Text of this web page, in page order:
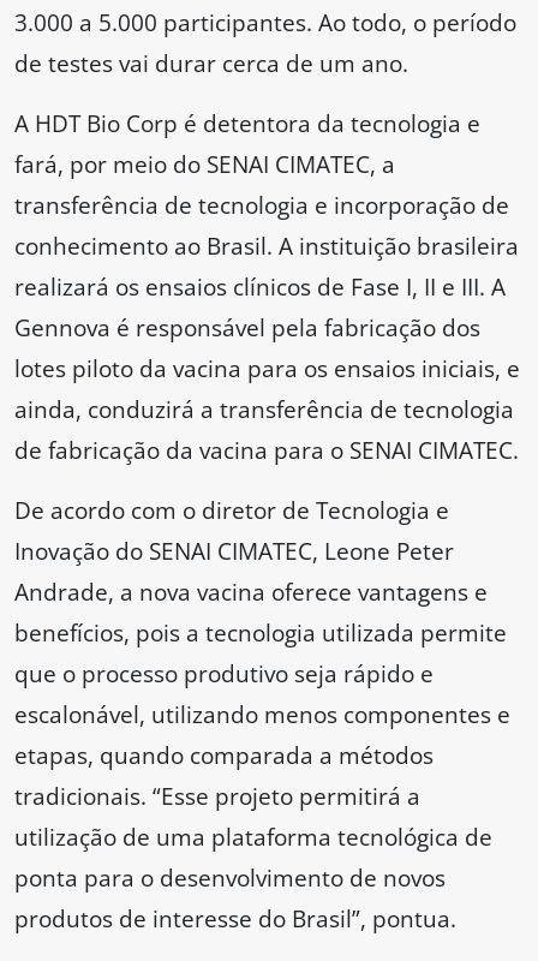
3.000 a 5.000 participantes. Ao todo, o período
de testes vai durar cerca de um ano.
A HDT Bio Corp é detentora da tecnologia e
fará, por meio do SENAI CIMATEC, a
transferência de tecnologia e incorporação de
conhecimento ao Brasil. A instituição brasileira
realizará os ensaios clínicos de Fase I, II e III. A
Gennova é responsável pela fabricação dos
lotes piloto da vacina para os ensaios iniciais, e
ainda, conduzirá a transferência de tecnologia
de fabricação da vacina para o SENAI CIMATEC.
De acordo com o diretor de Tecnologia e
Inovação do SENAI CIMATEC, Leone Peter
Andrade, a nova vacina oferece vantagens e
benefícios, pois a tecnologia utilizada permite
que o processo produtivo seja rápido e
escalonável, utilizando menos componentes e
etapas, quando comparada a métodos
tradicionais. “Esse projeto permitirá a
utilização de uma plataforma tecnológica de
ponta para o desenvolvimento de novos
produtos de interesse do Brasil”, pontua.